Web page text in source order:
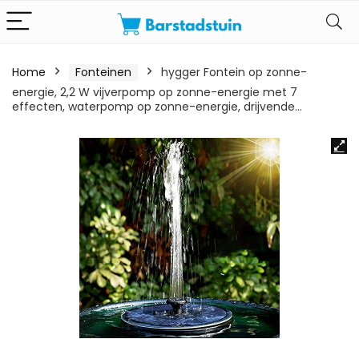
Home Fonteinen
hygger Fontein op zonne-
energie, 2,2 W vijverpomp op zonne-energie met 7
effecten, waterpomp op zonne-energie, drijvende…